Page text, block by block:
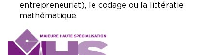
entrepreneuriat), le codage ou la littératie
mathématique.
Image